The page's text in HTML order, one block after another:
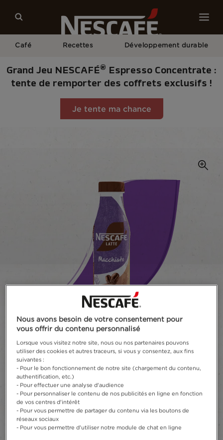
Café Recettes Développement durable
Grand Jeu NESCAFÉ®
Espresso Concentrate :
tente de remporter des coffrets exclusifs !
Je tente ma chance
NESCAFÉ®Latte
Macchiato
Écrire un commentaire
Préparée avec plus de 80% de lait, la boisson
rafraîchissante NESCAFÉ® Latte Macchiato est
Nous avons besoin de votre consentement pour
vous offrir du contenu personnalisé
Lorsque vous visitez notre site, nous ou nos partenaires pouvons
utiliser des cookies et autres traceurs, si vous y consentez, aux fins
suivantes :
- Pour le bon fonctionnement de notre site (chargement du contenu,
authentification, etc.)
- Pour effectuer une analyse d'audience
- Pour personnaliser le contenu de nos publicités en ligne en fonction
de vos centres d'intérêt
- Pour vous permettre de partager du contenu via les boutons de
réseaux sociaux
- Pour vous permettre d'utiliser notre module de chat en ligne